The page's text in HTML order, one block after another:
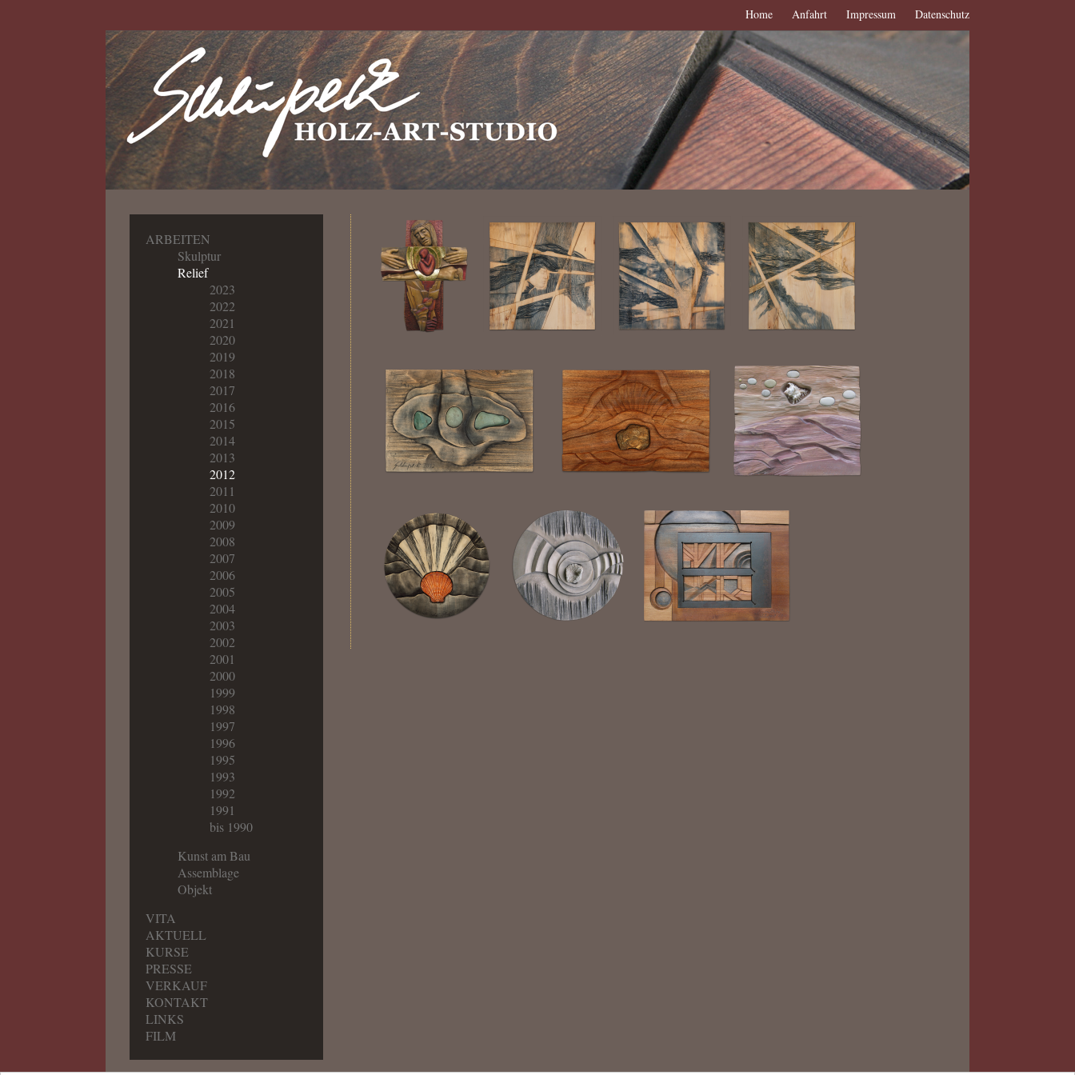
Home Anfahrt Impressum Datenschutz
ARBEITEN
Skulptur
Relief
2023
2022
2021
2020
2019
2018
2017
2016
2015
2014
2013
2012
2011
2010
2009
2008
2007
2006
2005
2004
2003
2002
2001
2000
1999
1998
1997
1996
1995
1993
1992
1991
bis 1990
Kunst am Bau
Assemblage
Objekt
VITA
AKTUELL
KURSE
PRESSE
VERKAUF
KONTAKT
LINKS
FILM